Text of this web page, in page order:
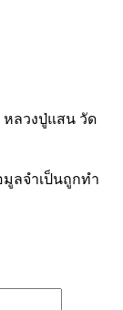
ลวงปู่แสน วัด
ลจำเป็นถูกทำ